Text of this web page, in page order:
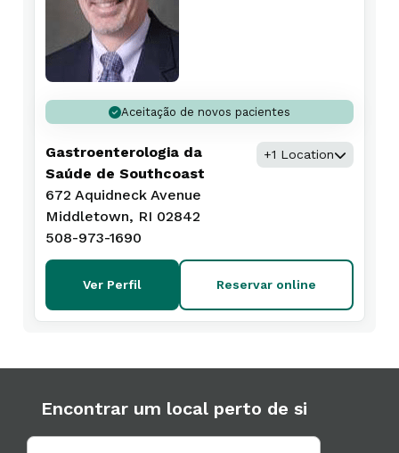
Aceitação de novos pacientes
Gastroenterologia da
Saúde de Southcoast
672 Aquidneck Avenue
Middletown, RI 02842
508-973-1690
+1 Location
Ver Perfil Reservar online
Encontrar um local perto de si